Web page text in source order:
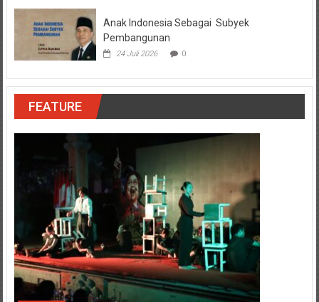
Anak Indonesia Sebagai Subyek
Pembangunan
24 Juli 2026 0
FEATURE